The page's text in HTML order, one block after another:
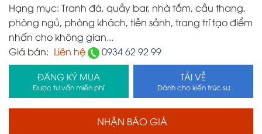
Hạng mục: Tranh đá, quầy bar, nhà tắm, cầu thang,
phòng ngủ, phòng khách, tiền sảnh, trang trí tạo điểm
nhấn cho không gian...
Giá bán: Liên hệ 0934 62 92 99
ĐĂNG KÝ MUA
Được tư vấn miễn phí
TẢI VỀ
Dành cho kiến trúc sư
NHẬN BÁO GIÁ